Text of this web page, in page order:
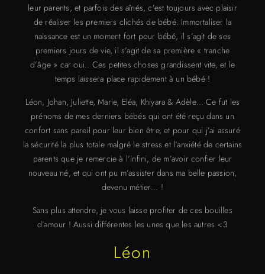
leur parents, et parfois des aînés, c’est toujours avec plaisir
de réaliser les premiers clichés de bébé. Immortaliser la
naissance est un moment fort pour bébé, il s’agit de ses
premiers jours de vie, il s’agit de sa première « tranche
d’âge » car oui.. Ces petites choses grandissent vite, et le
temps laissera place rapidement à un bébé !
Léon, Johan, Juliette, Marie, Eléa, Khiyara & Adèle… Ce fut les
prénoms de mes derniers bébés qui ont été reçu dans un
confort sans pareil pour leur bien être, et pour qui j’ai assuré
la sécurité la plus totale malgré le stress et l’anxiété de certains
parents que je remercie à l’infini, de m’avoir confier leur
nouveau né, et qui ont pu m’assister dans ma belle passion,
devenu métier… !
Sans plus attendre, je vous laisse profiter de ces bouilles
d’amour ! Aussi différentes les unes que les autres <3
Léon